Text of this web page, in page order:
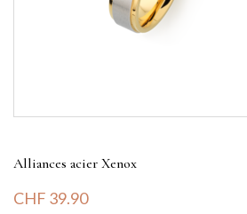
Alliances acier Xenox
CHF 39.90